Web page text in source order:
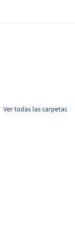
Ver todas las carpetas